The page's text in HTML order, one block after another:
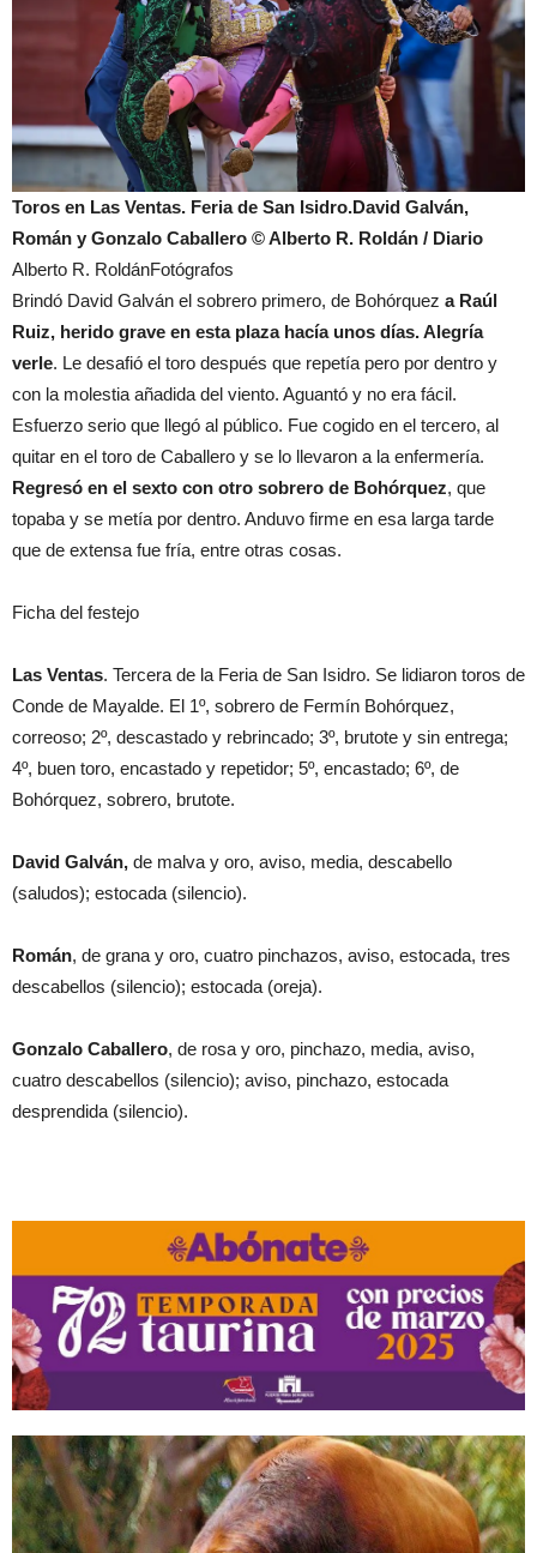
Toros en Las Ventas. Feria de San Isidro.David Galván,
Román y Gonzalo Caballero © Alberto R. Roldán / Diario
Alberto R. RoldánFotógrafos
Brindó David Galván el sobrero primero, de Bohórquez a Raúl
Ruiz, herido grave en esta plaza hacía unos días. Alegría
verle. Le desafió el toro después que repetía pero por dentro y
con la molestia añadida del viento. Aguantó y no era fácil.
Esfuerzo serio que llegó al público. Fue cogido en el tercero, al
quitar en el toro de Caballero y se lo llevaron a la enfermería.
Regresó en el sexto con otro sobrero de Bohórquez, que
topaba y se metía por dentro. Anduvo firme en esa larga tarde
que de extensa fue fría, entre otras cosas.
Ficha del festejo
Las Ventas. Tercera de la Feria de San Isidro. Se lidiaron toros de
Conde de Mayalde. El 1º, sobrero de Fermín Bohórquez,
correoso; 2º, descastado y rebrincado; 3º, brutote y sin entrega;
4º, buen toro, encastado y repetidor; 5º, encastado; 6º, de
Bohórquez, sobrero, brutote.
David Galván, de malva y oro, aviso, media, descabello
(saludos); estocada (silencio).
Román, de grana y oro, cuatro pinchazos, aviso, estocada, tres
descabellos (silencio); estocada (oreja).
Gonzalo Caballero, de rosa y oro, pinchazo, media, aviso,
cuatro descabellos (silencio); aviso, pinchazo, estocada
desprendida (silencio).